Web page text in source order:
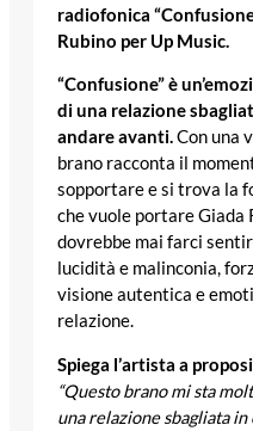
radiofonica
Rubino per Up Music.
“Confusione” è
di una relazione
andare avanti.Con una
brano racconta il
sopportare e si trova la
che vuole portare Giada
dovrebbe mai farci
lucidità e malinconia,
visione autentica e
relazione.
Spiega l’artista a
“Questo brano mi sta
una relazione sbagliata